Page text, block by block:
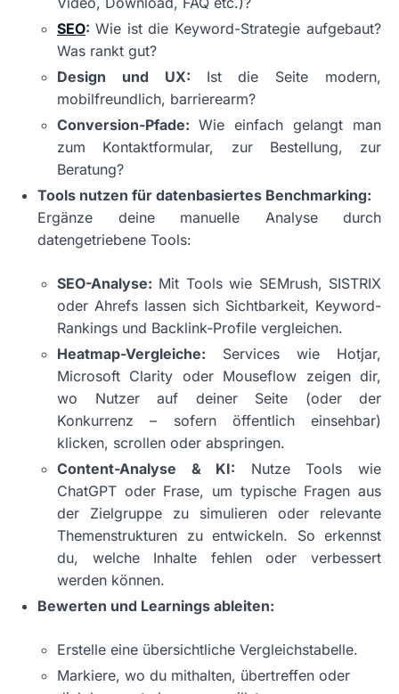
SEO: Wie ist die Keyword-Strategie aufgebaut?
Was rankt gut?
Design und UX: Ist die Seite modern,
mobilfreundlich, barrierearm?
Conversion-Pfade: Wie einfach gelangt man
zum Kontaktformular, zur Bestellung, zur
Beratung?
Tools nutzen für datenbasiertes Benchmarking:
Ergänze deine manuelle Analyse durch
datengetriebene Tools:
SEO-Analyse: Mit Tools wie SEMrush, SISTRIX
oder Ahrefs lassen sich Sichtbarkeit, Keyword-
Rankings und Backlink-Profile vergleichen.
Heatmap-Vergleiche: Services wie Hotjar,
Microsoft Clarity oder Mouseflow zeigen dir,
wo Nutzer auf deiner Seite (oder der
Konkurrenz – sofern öffentlich einsehbar)
klicken, scrollen oder abspringen.
Content-Analyse & KI: Nutze Tools wie
ChatGPT oder Frase, um typische Fragen aus
der Zielgruppe zu simulieren oder relevante
Themenstrukturen zu entwickeln. So erkennst
du, welche Inhalte fehlen oder verbessert
werden können.
Bewerten und Learnings ableiten:
Erstelle eine übersichtliche Vergleichstabelle.
Markiere, wo du mithalten, übertreffen oder